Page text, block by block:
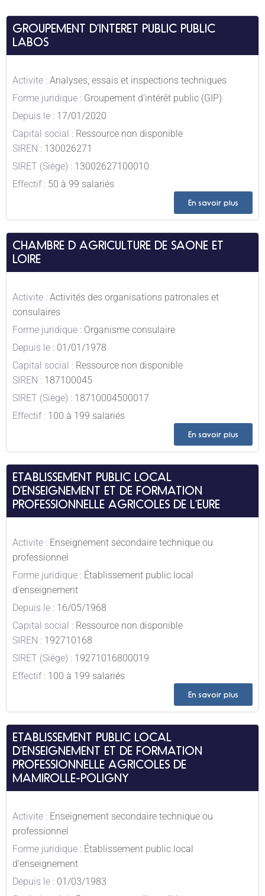
GROUPEMENT D’INTERET PUBLIC PUBLIC
LABOS
Activite : Analyses, essais et inspections techniques
Forme juridique : Groupement d'intérêt public (GIP)
Depuis le : 17/01/2020
Capital social : Ressource non disponible
SIREN : 130026271
SIRET (Siège) : 13002627100010
Effectif : 50 à 99 salariés
En savoir plus
CHAMBRE D AGRICULTURE DE SAONE ET
LOIRE
Activite : Activités des organisations patronales et
consulaires
Forme juridique : Organisme consulaire
Depuis le : 01/01/1978
Capital social : Ressource non disponible
SIREN : 187100045
SIRET (Siège) : 18710004500017
Effectif : 100 à 199 salariés
En savoir plus
ETABLISSEMENT PUBLIC LOCAL
D’ENSEIGNEMENT ET DE FORMATION
PROFESSIONNELLE AGRICOLES DE L’EURE
Activite : Enseignement secondaire technique ou
professionnel
Forme juridique : Établissement public local
d'enseignement
Depuis le : 16/05/1968
Capital social : Ressource non disponible
SIREN : 192710168
SIRET (Siège) : 19271016800019
Effectif : 100 à 199 salariés
En savoir plus
ETABLISSEMENT PUBLIC LOCAL
D’ENSEIGNEMENT ET DE FORMATION
PROFESSIONNELLE AGRICOLES DE
MAMIROLLE-POLIGNY
Activite : Enseignement secondaire technique ou
professionnel
Forme juridique : Établissement public local
d'enseignement
Depuis le : 01/03/1983